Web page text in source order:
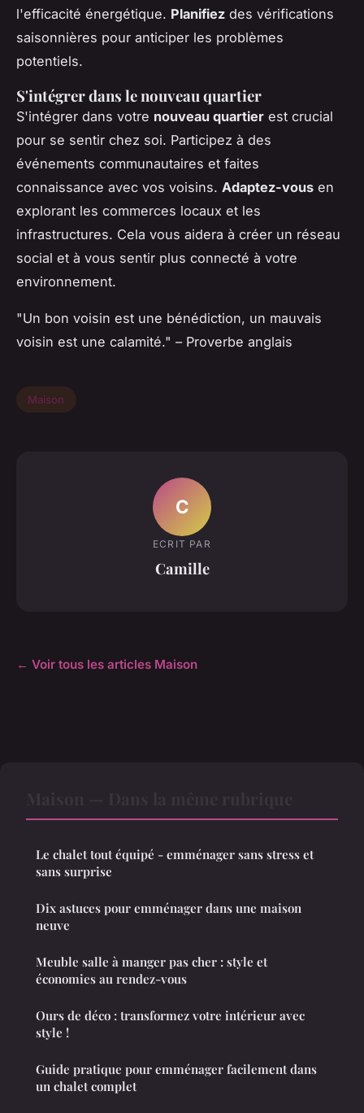
l'efficacité énergétique. Planifiez des vérifications
saisonnières pour anticiper les problèmes
potentiels.
S'intégrer dans le nouveau quartier
S'intégrer dans votre nouveau quartier est crucial
pour se sentir chez soi. Participez à des
événements communautaires et faites
connaissance avec vos voisins. Adaptez-vous en
explorant les commerces locaux et les
infrastructures. Cela vous aidera à créer un réseau
social et à vous sentir plus connecté à votre
environnement.
"Un bon voisin est une bénédiction, un mauvais
voisin est une calamité." – Proverbe anglais
Maison
C
ECRIT PAR
Camille
← Voir tous les articles Maison
Le chalet tout équipé - emménager sans stress et
sans surprise
Dix astuces pour emménager dans une maison
neuve
Meuble salle à manger pas cher : style et
économies au rendez-vous
Ours de déco : transformez votre intérieur avec
style !
Guide pratique pour emménager facilement dans
un chalet complet